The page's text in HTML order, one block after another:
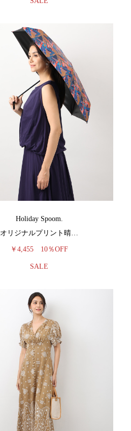
Holiday Spoom.
オリジナルプリント晴…
￥4,455 10％OFF
SALE